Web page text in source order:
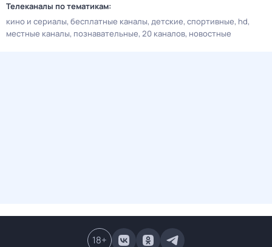
Телеканалы по тематикам:
кино и сериалы бесплатные каналы детские спортивные hd
местные каналы познавательные 20 каналов новостные
18+